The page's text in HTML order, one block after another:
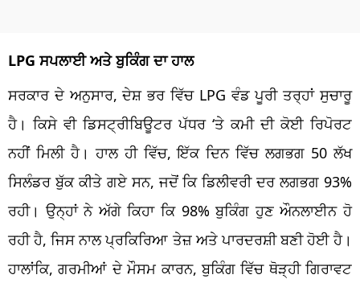
LPG ਸਪਲਾਈ ਅਤੇ ਬੁਕਿੰਗ ਦਾ ਹਾਲ
ਸਰਕਾਰ ਦੇ ਅਨੁਸਾਰ, ਦੇਸ਼ ਭਰ ਵਿੱਚ LPG ਵੰਡ ਪੂਰੀ ਤਰ੍ਹਾਂ ਸੁਚਾਰੂ
ਹੈ। ਕਿਸੇ ਵੀ ਡਿਸਟ੍ਰੀਬਿਊਟਰ ਪੱਧਰ ‘ਤੇ ਕਮੀ ਦੀ ਕੋਈ ਰਿਪੋਰਟ
ਨਹੀਂ ਮਿਲੀ ਹੈ। ਹਾਲ ਹੀ ਵਿੱਚ, ਇੱਕ ਦਿਨ ਵਿੱਚ ਲਗਭਗ 50 ਲੱਖ
ਸਿਲੰਡਰ ਬੁੱਕ ਕੀਤੇ ਗਏ ਸਨ, ਜਦੋਂ ਕਿ ਡਿਲੀਵਰੀ ਦਰ ਲਗਭਗ 93%
ਰਹੀ। ਉਨ੍ਹਾਂ ਨੇ ਅੱਗੇ ਕਿਹਾ ਕਿ 98% ਬੁਕਿੰਗ ਹੁਣ ਔਨਲਾਈਨ ਹੋ
ਰਹੀ ਹੈ, ਜਿਸ ਨਾਲ ਪ੍ਰਕਿਰਿਆ ਤੇਜ਼ ਅਤੇ ਪਾਰਦਰਸ਼ੀ ਬਣੀ ਹੋਈ ਹੈ।
ਹਾਲਾਂਕਿ, ਗਰਮੀਆਂ ਦੇ ਮੌਸਮ ਕਾਰਨ, ਬੁਕਿੰਗ ਵਿੱਚ ਥੋੜ੍ਹੀ ਗਿਰਾਵਟ